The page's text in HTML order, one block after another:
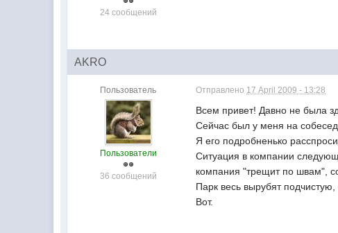
24 сообщений
AKRO
Пользователь
Пользователи
36 сообщений
Отправлено 17 April 2009 - 13:28
Всем привет! Давно не была
Сейчас был у меня на
Я его подробненько
Ситуация в компании
компания "трещит по швам",
Парк весь вырубят подчистую,
Вот.